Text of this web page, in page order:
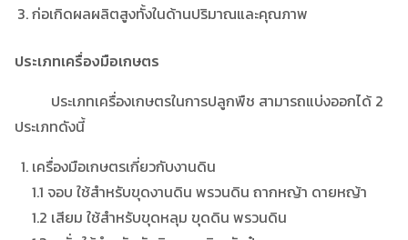
ก่อเกิดผลผลิตสูงทั้งในด้านปริมาณและคุณภาพ
ประเภทเครื่องมือเกษตร
ประเภทเครื่องเกษตรในการปลูกพืช สามารถแบ่งออกได้ 2
ประเภทดังนี้
เครื่องมือเกษตรเกี่ยวกับงานดิน
1.1 จอบ ใช้สำหรับขุดงานดิน พรวนดิน ถากหญ้า ดายหญ้า
1.2 เสียม ใช้สำหรับขุดหลุม ขุดดิน พรวนดิน